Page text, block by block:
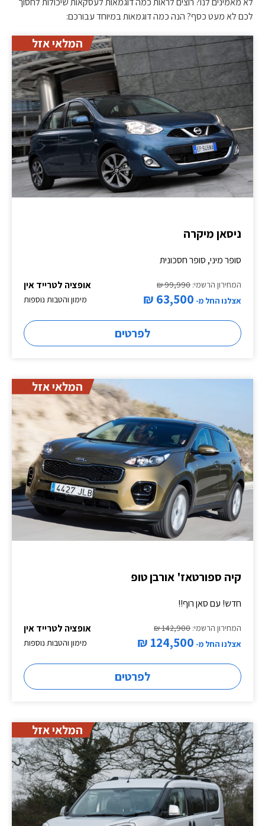
לכם לא מעט כסף? הנה כמה דוגמאות במיוחד עבורכם:
המלאי אזל
ניסאן מיקרה
סופר מיני, סופר חסכונית
אופציה לטרייד אין
המחירון הרשמי: 99,990 ₪
מימון והטבות נוספות
אצלנו החל מ- 63,500 ₪
לפרטים
המלאי אזל
קיה ספורטאז' אורבן טופ
חדש! עם סאן רוף!!
אופציה לטרייד אין
המחירון הרשמי: 142,900 ₪
מימון והטבות נוספות
אצלנו החל מ- 124,500 ₪
לפרטים
המלאי אזל